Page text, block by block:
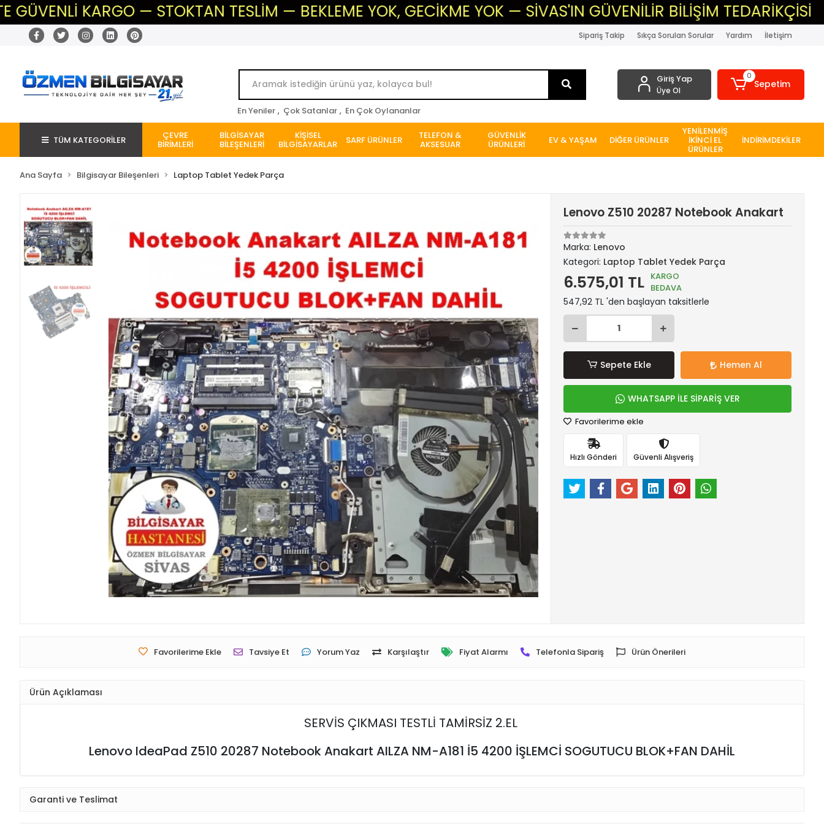
KARGO — STOKTAN TESLİM — BEKLEME YOK, GECİKME YOK — SİVAS'IN GÜVENİLİR BİLİŞİM TEDARİKÇİSİ
Sipariş Takip Sıkça Sorulan Sorular Yardım İletişim
En Yeniler , Çok Satanlar , En Çok Oylananlar
Giriş Yap
Üye Ol
0
Sepetim
TÜM KATEGORİLER ÇEVRE
BİRİMLERİ
BİLGİSAYAR
BİLEŞENLERİ
KİŞİSEL
BİLGİSAYARLAR SARF ÜRÜNLER TELEFON &
AKSESUAR
GÜVENLİK
ÜRÜNLERİ EV & YAŞAM DİĞER ÜRÜNLER
YENİLENMİŞ
İKİNCİ EL
ÜRÜNLER
İNDİRİMDEKİLER
Ana Sayfa Bilgisayar Bileşenleri Laptop Tablet Yedek Parça
Lenovo Z510 20287 Notebook Anakart
Marka: Lenovo
Kategori: Laptop Tablet Yedek Parça
6.575,01 TL KARGO
BEDAVA
547,92 TL 'den başlayan taksitlerle
Sepete Ekle Hemen Al
WHATSAPP İLE SİPARİŞ VER
Favorilerime ekle
Hızlı Gönderi Güvenli Alışveriş
Favorilerime Ekle Tavsiye Et Yorum Yaz Karşılaştır Fiyat Alarmı Telefonla Sipariş Ürün Önerileri
Ürün Açıklaması
SERVİS ÇIKMASI TESTLİ TAMİRSİZ 2.EL
Lenovo IdeaPad Z510 20287 Notebook Anakart AILZA NM-A181 İ5 4200 İŞLEMCİ SOGUTUCU BLOK+FAN DAHİL
Garanti ve Teslimat